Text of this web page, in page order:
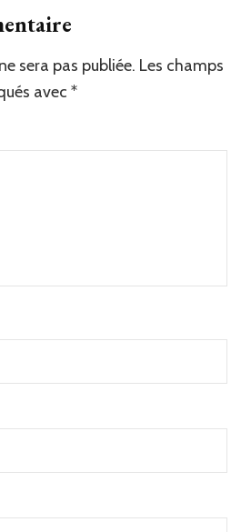
sera pas publiée. Les champs
avec *